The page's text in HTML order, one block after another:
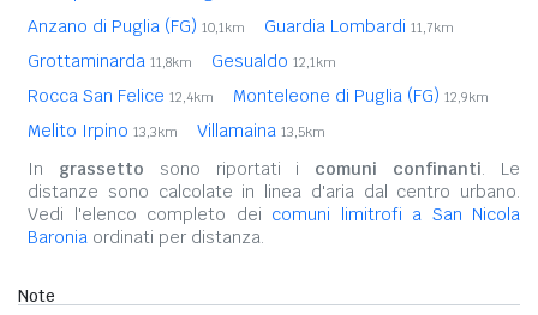
Anzano di Puglia (FG) 10,1km Guardia Lombardi 11,7km
Grottaminarda 11,8km Gesualdo 12,1km
Rocca San Felice 12,4km Monteleone di Puglia (FG) 12,9km
Melito Irpino 13,3km Villamaina 13,5km
In grassetto sono riportati i comuni confinanti. Le
distanze sono calcolate in linea d'aria dal centro urbano.
Vedi l'elenco completo dei comuni limitrofi a San Nicola
Baronia ordinati per distanza.
Note